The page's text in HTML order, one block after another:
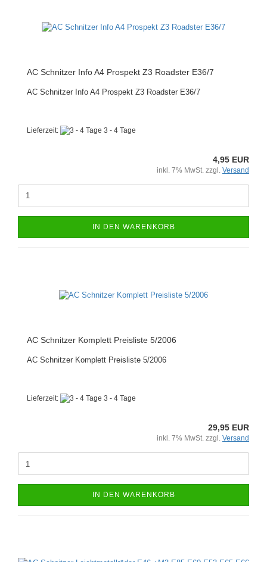
AC Schnitzer Info A4 Prospekt Z3 Roadster E36/7
AC Schnitzer Info A4 Prospekt Z3 Roadster E36/7
Lieferzeit: 3 - 4 Tage
4,95 EUR
inkl. 7% MwSt. zzgl. Versand
IN DEN WARENKORB
AC Schnitzer Komplett Preisliste 5/2006
AC Schnitzer Komplett Preisliste 5/2006
Lieferzeit: 3 - 4 Tage
29,95 EUR
inkl. 7% MwSt. zzgl. Versand
IN DEN WARENKORB